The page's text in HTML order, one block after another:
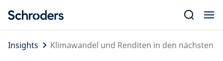
content
Insights
Klimawandel und Renditen in den nächsten